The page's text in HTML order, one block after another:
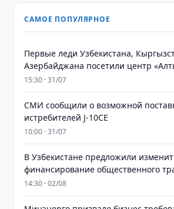
САМОЕ ПОПУЛЯРНОЕ
Первые леди Узбекистана,
Азербайджана посетили центр
15:30 · 31/07
СМИ сообщили о возможной
истребителей J-10CE
10:00 · 31/07
В Узбекистане предложили
финансирование общественного
14:30 · 02/08